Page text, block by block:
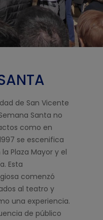
de San Vicente
Santa no
como en
se escenifica
Plaza Mayor y el
Esta
comenzó
al teatro y
una experiencia.
de público